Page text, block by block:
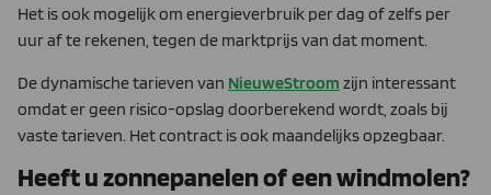
Het is ook mogelijk om energieverbruik per dag of zelfs per
uur af te rekenen, tegen de marktprijs van dat moment.
De dynamische tarieven van NieuweStroom zijn interessant
omdat er geen risico-opslag doorberekend wordt, zoals bij
vaste tarieven. Het contract is ook maandelijks opzegbaar.
Heeft u zonnepanelen of een windmolen?